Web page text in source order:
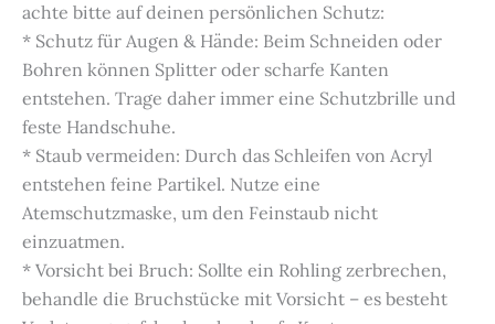
achte bitte auf deinen persönlichen Schutz:
* Schutz für Augen & Hände: Beim Schneiden oder
Bohren können Splitter oder scharfe Kanten
entstehen. Trage daher immer eine Schutzbrille und
feste Handschuhe.
* Staub vermeiden: Durch das Schleifen von Acryl
entstehen feine Partikel. Nutze eine
Atemschutzmaske, um den Feinstaub nicht
einzuatmen.
* Vorsicht bei Bruch: Sollte ein Rohling zerbrechen,
behandle die Bruchstücke mit Vorsicht – es besteht